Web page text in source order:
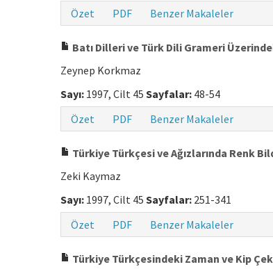
Özet
PDF Benzer Makaleler
Batı Dilleri ve Türk Dili Grameri
Zeynep Korkmaz
Sayı: 1997, Cilt 45 Sayfalar: 48-54
Özet
PDF Benzer Makaleler
Türkiye Türkçesi ve Ağızlarında Renk
Zeki Kaymaz
Sayı: 1997, Cilt 45 Sayfalar: 251-341
Özet
PDF Benzer Makaleler
Türkiye Türkçesindeki Zaman ve Kip